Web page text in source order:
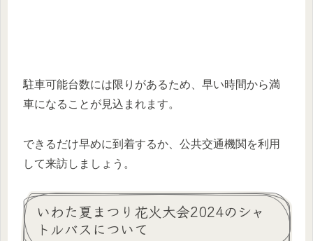
駐車可能台数には限りがあるため、早い時間から満
車になることが見込まれます。
できるだけ早めに到着するか、公共交通機関を利用
して来訪しましょう。
いわた夏まつり花火大会2024のシャ
トルバスについて